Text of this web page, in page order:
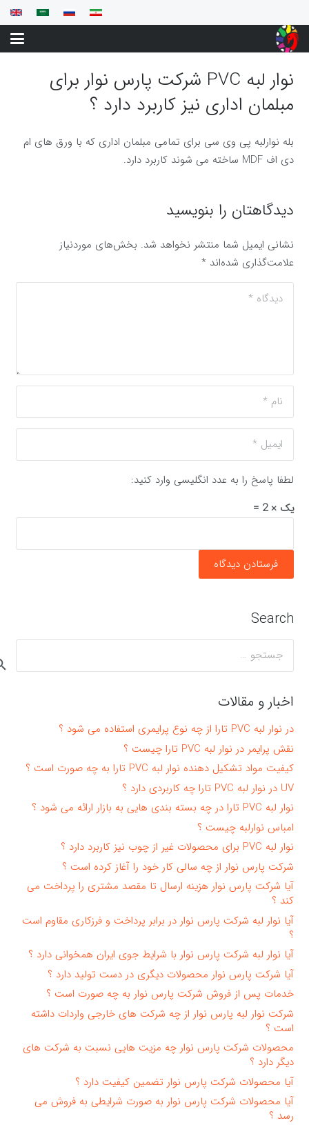
نوار لبه PVC شرکت پارس نوار برای
مبلمان اداری نیز کاربرد دارد ؟
بله نوارلبه پی وی سی برای تمامی مبلمان اداری که با ورق های ام
دی اف MDF ساخته می شوند کاربرد دارد.
دیدگاهتان را بنویسید
نشانی ایمیل شما منتشر نخواهد شد. بخش‌های موردنیاز
علامت‌گذاری شده‌اند*
لطفا پاسخ را به عدد انگلیسی وارد کنید:
یک × 2 =
فرستادن دیدگاه
Search
برای:
اخبار و مقالات
در نوار لبه PVC تارا از چه نوع پرایمری استفاده می شود ؟
نقش پرایمر در نوار لبه PVC تارا چیست ؟
کیفیت مواد تشکیل دهنده نوار لبه PVC تارا به چه صورت است ؟
UV در نوار لبه PVC تارا چه کاربردی دارد ؟
نوار لبه PVC تارا در چه بسته بندی هایی به بازار ارائه می شود ؟
امباس نوارلبه چیست ؟
نوار لبه PVC برای محصولات غیر از چوب نیز کاربرد دارد ؟
شرکت پارس نوار از چه سالی کار خود را آغاز کرده است ؟
آیا شرکت پارس نوار هزینه ارسال تا مقصد مشتری را پرداخت می
کند ؟
آیا نوار لبه شرکت پارس نوار در برابر پرداخت و فرزکاری مقاوم است
؟
آیا نوار لبه شرکت پارس نوار با شرایط جوی ایران همخوانی دارد ؟
آیا شرکت پارس نوار محصولات دیگری در دست تولید دارد ؟
خدمات پس از فروش شرکت پارس نوار به چه صورت است ؟
شرکت نوار لبه پارس نوار از چه شرکت های خارجی واردات داشته
است ؟
محصولات شرکت پارس نوار چه مزیت هایی نسبت به شرکت های
دیگر دارد ؟
آیا محصولات شرکت پارس نوار تضمین کیفیت دارد ؟
آیا محصولات شرکت پارس نوار به صورت شرایطی به فروش می
رسد ؟